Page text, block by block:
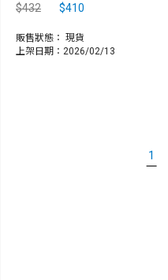
$432 $410
販售狀態： 現貨
上架日期：2026/02/13
1